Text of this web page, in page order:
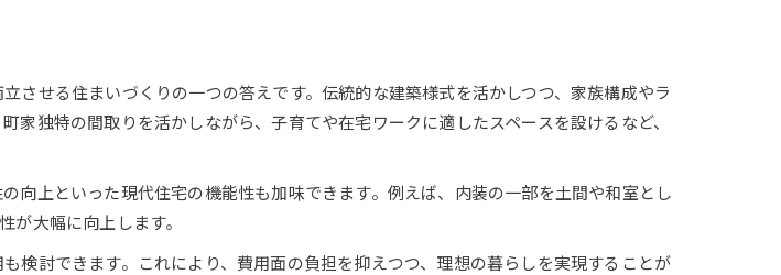
させる住まいづくりの一つの答えです。伝統的な建築様式を活かしつつ、家族構成やラ
独特の間取りを活かしながら、子育てや在宅ワークに適したスペースを設けるなど、
向上といった現代住宅の機能性も加味できます。例えば、内装の一部を土間や和室とし
が大幅に向上します。
検討できます。これにより、費用面の負担を抑えつつ、理想の暮らしを実現することが